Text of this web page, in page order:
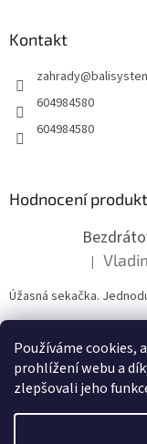
Používáme cookies,
prohlížení webu a
zlepšovali jeho
Kontakt
zahrady@
604984580
604984580
Hodnocení
|
Úžasná sekačka.
ZDE